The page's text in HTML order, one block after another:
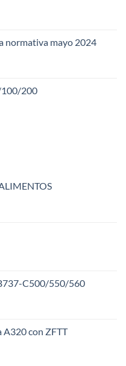
normativa mayo 2024
100/200
C500/550/560
A320 con ZFTT